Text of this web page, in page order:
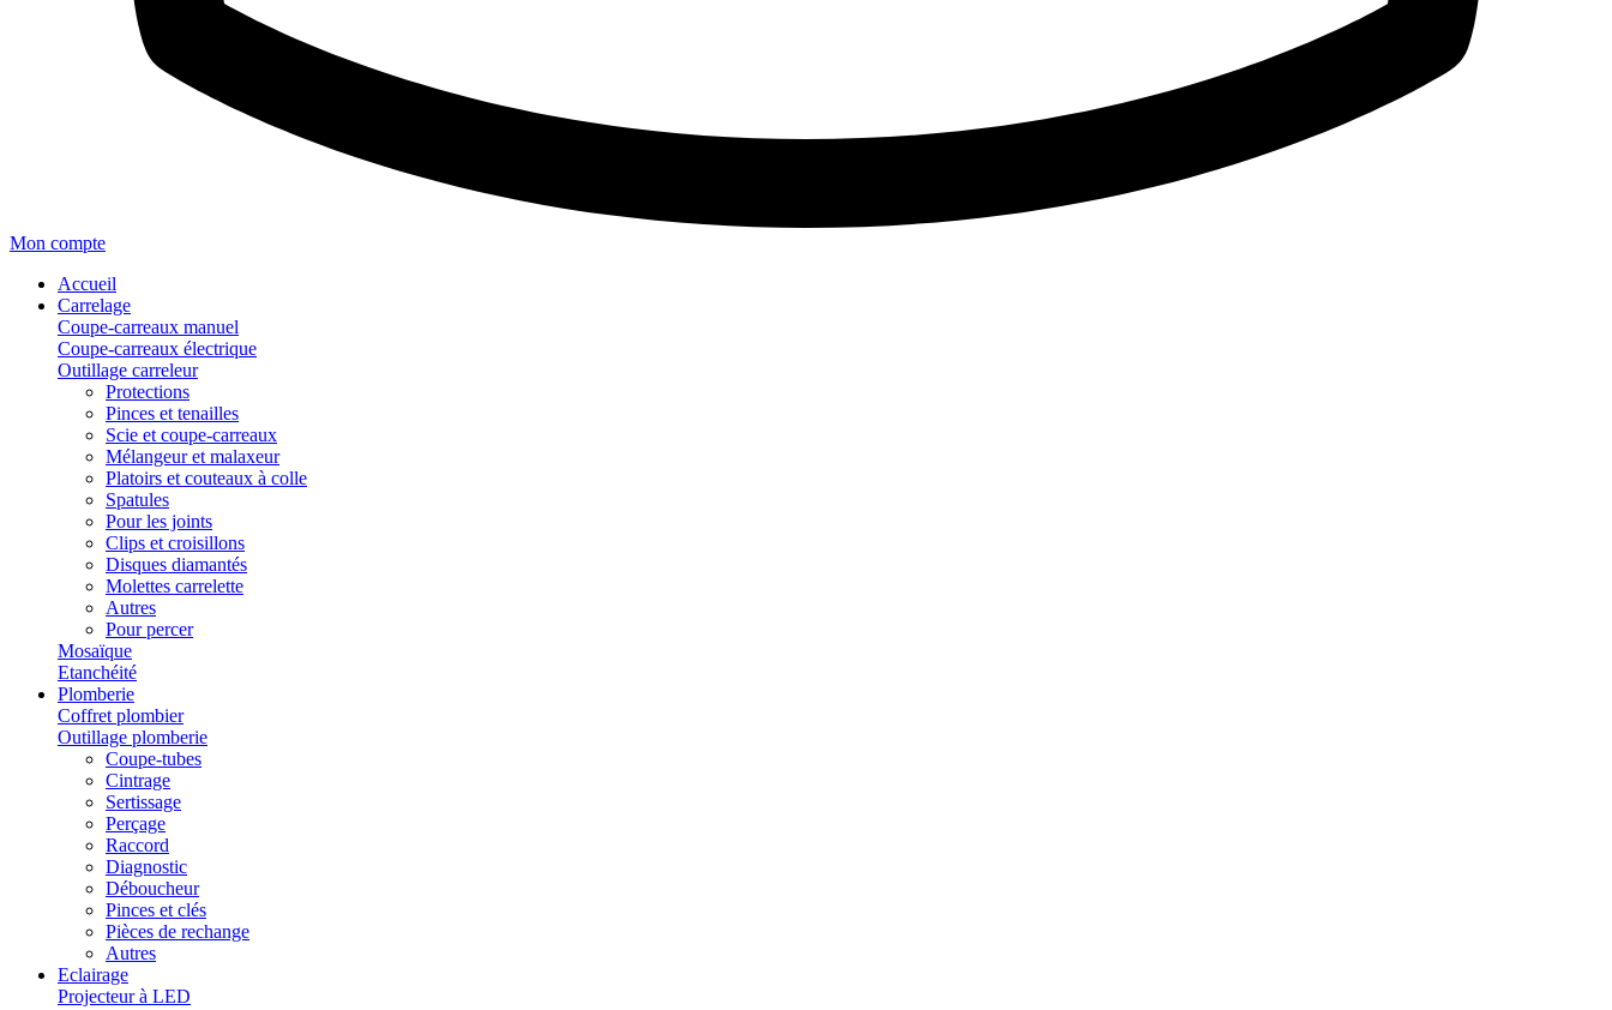
Mon compte
Accueil
Carrelage
Coupe-carreaux manuel
Coupe-carreaux électrique
Outillage carreleur
Protections
Pinces et tenailles
Scie et coupe-carreaux
Mélangeur et malaxeur
Platoirs et couteaux à colle
Spatules
Pour les joints
Clips et croisillons
Disques diamantés
Molettes carrelette
Autres
Pour percer
Mosaïque
Etanchéité
Plomberie
Coffret plombier
Outillage plomberie
Coupe-tubes
Cintrage
Sertissage
Perçage
Raccord
Diagnostic
Déboucheur
Pinces et clés
Pièces de rechange
Autres
Eclairage
Projecteur à LED